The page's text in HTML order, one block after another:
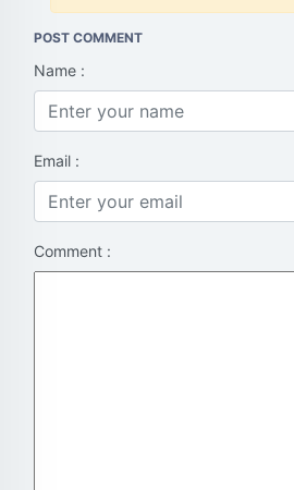
POST COMMENT
Name :
Email :
Comment :